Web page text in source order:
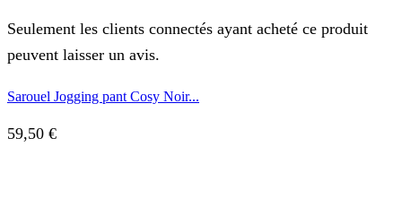
Seulement les clients connectés ayant acheté ce produit
peuvent laisser un avis.
Sarouel Jogging pant Cosy Noir...
59,50 €